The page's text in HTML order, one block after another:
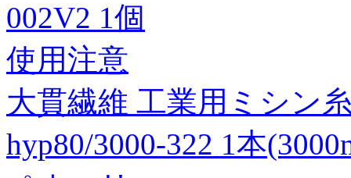
002V2 1個
使用注意
大貫繊維 工業用ミシン
hyp80/3000-322 1本